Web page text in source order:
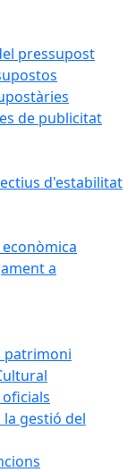
pressupost
de publicitat
d'estabilitat
a
patrimoni
gestió del